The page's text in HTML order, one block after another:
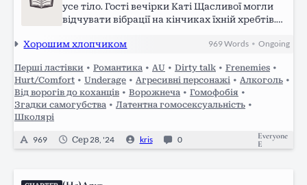
усе тіло. Гості вечірки Каті Щасливої могли
відчувати вібрації на кінчиках їхній хребтів.
безперервного потоку поцілунків, танців та
Хорошим хлопчиком 969Words •Ongoing
Перші ластівки • Романтика • AU • Dirty talk • Frenemies •
Hurt/Comfort • Underage • Агресивні персонажі • Алкоголь •
Від ворогів до коханців • Ворожнеча • Гомофобія •
Згадки самогубства • Латентна гомосексуальність •
Школярі
969 Сер 28, '24 kris 0
Everyone
E